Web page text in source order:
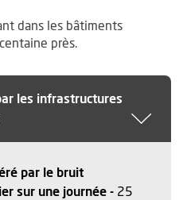
dans les bâtiments
près.
les infrastructures
par le bruit
sur une journée - 25